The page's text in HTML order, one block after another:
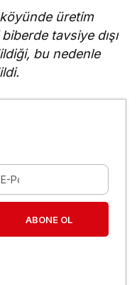
üretim
tavsiye dışı
bu nedenle
ABONE OL